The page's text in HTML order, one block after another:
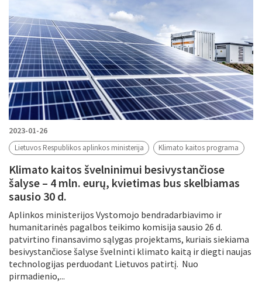
2023-01-26
Lietuvos Respublikos aplinkos ministerija Klimato kaitos programa
Klimato kaitos švelninimui besivystančiose
šalyse – 4 mln. eurų, kvietimas bus skelbiamas
sausio 30 d.
Aplinkos ministerijos Vystomojo bendradarbiavimo ir
humanitarinės pagalbos teikimo komisija sausio 26 d.
patvirtino finansavimo sąlygas projektams, kuriais siekiama
besivystančiose šalyse švelninti klimato kaitą ir diegti naujas
technologijas perduodant Lietuvos patirtį. Nuo
pirmadienio,...